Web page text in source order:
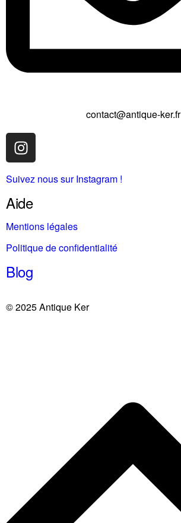
contact@antique-ker.fr
Suivez nous sur Instagram !
Aide
Mentions légales
Politique de confidentialité
Blog
© 2025 Antique Ker